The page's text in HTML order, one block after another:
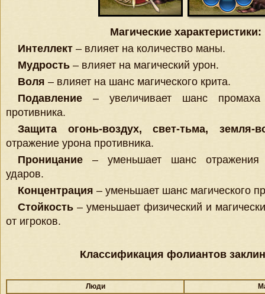
Магические характеристики:
Интеллект – влияет на количество маны.
Мудрость – влияет на магический урон.
Воля – влияет на шанс магического крита.
Подавление – увеличивает шанс промаха
противника.
Защита огонь-воздух, свет-тьма, земля-
отражение урона противника.
Проницание – уменьшает шанс отражения
ударов.
Концентрация – уменьшает шанс магического
Стойкость – уменьшает физический и
от игроков.
Классификация фолиантов
Люди